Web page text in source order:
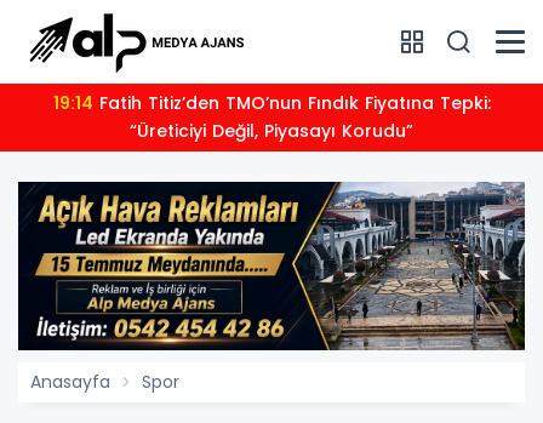
19:14
“Üreticiyi Değil, Piyasayı Korudu”
Anasayfa Spor